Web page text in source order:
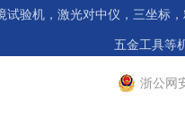
验机，激光对中仪，三坐标
五金工具等
浙公网